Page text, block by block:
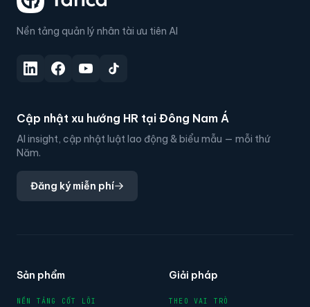
Nền tảng quản lý nhân tài ưu tiên AI
Cập nhật xu hướng HR tại Đông Nam Á
AI insight, cập nhật luật lao động & biểu mẫu — mỗi thứ
Năm.
Đăng ký miễn phí
Sản phẩm
NỀN TẢNG CỐT LÕI
Giải pháp
THEO VAI TRÒ